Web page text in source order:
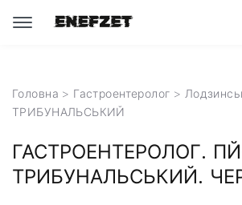
Головна > Гастроентеролог >
ТРИБУНАЛЬСЬКИЙ
ГАСТРОЕНТЕРОЛОГ.
ТРИБУНАЛЬСЬКИЙ.